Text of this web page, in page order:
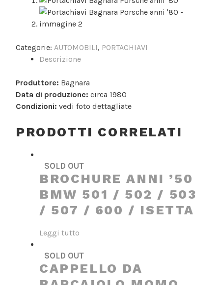
Categorie: AUTOMOBILI, PORTACHIAVI
Descrizione
Produttore: Bagnara
Data di produzione: circa 1980
Condizioni: vedi foto dettagliate
PRODOTTI CORRELATI
SOLD OUT
BROCHURE ANNI ’50
BMW 501 / 502 / 503
/ 507 / 600 / ISETTA
Leggi tutto
SOLD OUT
CAPPELLO DA